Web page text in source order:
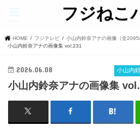
フジねこ
HOME フジテレビ
小山内鈴奈アナの画像（全2095
小山内鈴奈アナの画像集 vol.231
小山内
2026.06.08
小山内鈴奈アナの画像集